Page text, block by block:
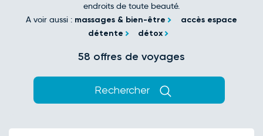
endroits de toute beauté.
A voir aussi : massages & bien-être
accès espace
détente
détox
58 offres de voyages
Rechercher